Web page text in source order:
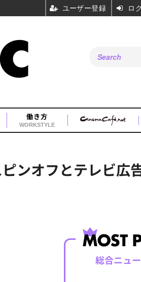
働き方
WORKSTYLE
ンオフとテレビ広
総合ニュ
ユーザー登録 ロ